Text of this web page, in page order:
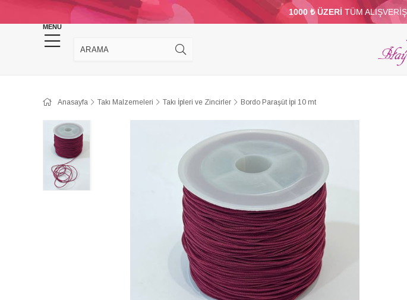
1000 ₺ ÜZERİ TÜM
MENU
KINA DÜĞÜN MALZEMELERİ TAKI MALZEMELERİ PARTİ VE SÜS
TOPTAN
Anasayfa Takı Malzemeleri Takı İpleri ve Zincirler Bordo Paraşüt İpi 10 mt